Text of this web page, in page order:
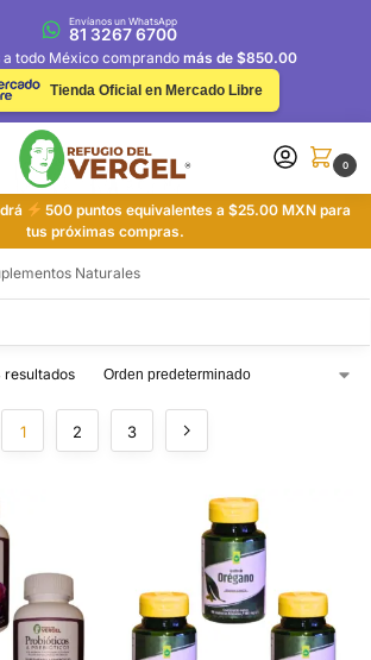
Envíanos un WhatsApp
81 3267 6700
a todo México comprando más de $850.00
Tienda Oficial en Mercado Libre
0
500 puntos equivalentes a $25.00 MXN para
tus próximas compras.
Naturales
resultados
1 2 3